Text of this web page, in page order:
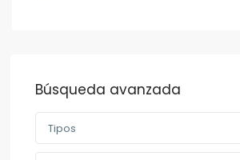
Búsqueda avanzada
Tipos